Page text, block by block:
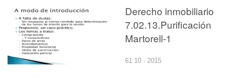
Derecho inmobiliario
7.02.13.Purificación
Martorell-1
61:10 · 2015